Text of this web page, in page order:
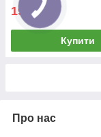
19 ₴ 20 ₴
Купити
Про нас